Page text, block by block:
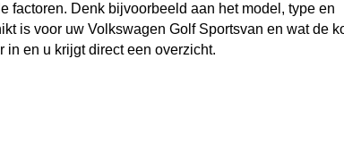
factoren. Denk bijvoorbeeld aan het model, type en
is voor uw Volkswagen Golf Sportsvan en wat de
en u krijgt direct een overzicht.